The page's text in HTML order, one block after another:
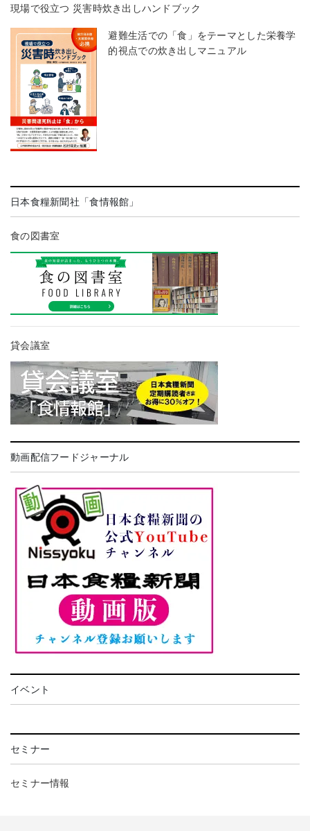
現場で役立つ 災害時炊き出しハンドブック
避難生活での「食」をテーマとした栄養学
的視点での炊き出しマニュアル
日本食糧新聞社「食情報館」
食の図書室
貸会議室
動画配信フードジャーナル
イベント
セミナー
セミナー情報